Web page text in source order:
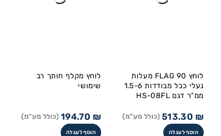
לוחץ FLAG 90 מעלות
נעלי כבל מבודדות 1.5-6
ממ"ר דגם HS-08FL
513.30 ₪ (כולל מע"מ)
הוסף לעגלה
לוחץ מקלף חותך רב
שימושי
194.70 ₪ (כולל מע"מ)
הוסף לעגלה